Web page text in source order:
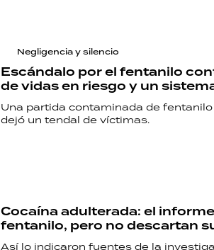
Negligencia y silencio
Escándalo por el fentanilo
de vidas en riesgo y un
Una partida contaminada de
dejó un tendal de víctimas.
Cocaína adulterada: el
fentanilo, pero no descartan
Así lo indicaron fuentes de la